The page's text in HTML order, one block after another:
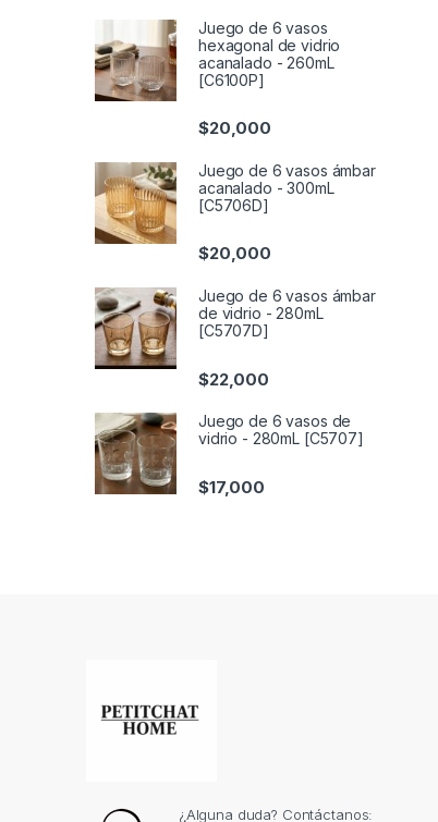
Juego de 6 vasos
hexagonal de vidrio
acanalado - 260mL
[C6100P]
$20,000
Juego de 6 vasos ámbar
acanalado - 300mL
[C5706D]
$20,000
Juego de 6 vasos ámbar
de vidrio - 280mL
[C5707D]
$22,000
Juego de 6 vasos de
vidrio - 280mL [C5707]
$17,000
¿Alguna duda? Contáctanos: